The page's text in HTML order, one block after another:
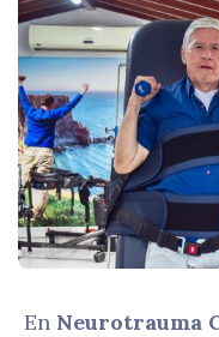
En Neurotrauma